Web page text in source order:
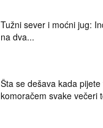
Tužni sever i moćni jug:
na dva...
Šta se dešava kada
komoračem svake večeri